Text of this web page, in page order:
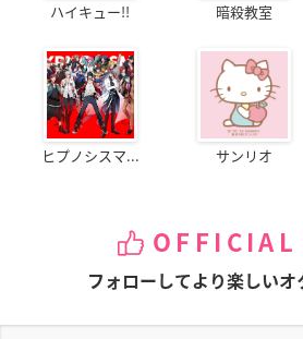
ハイキュー!! 暗殺教室
ヒプノシスマ... サンリオ
OFFICIAL
フォローしてより楽しいオ